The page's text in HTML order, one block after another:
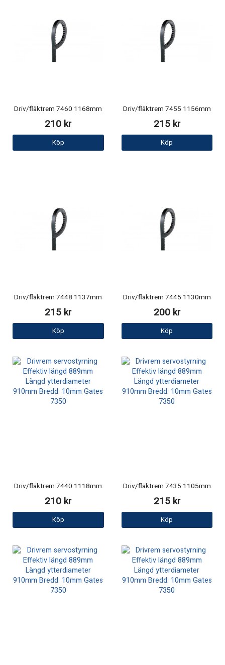
Driv/fläktrem 7460 1168mm
210 kr
Köp
Driv/fläktrem 7455 1156mm
215 kr
Köp
Driv/fläktrem 7448 1137mm
215 kr
Köp
Driv/fläktrem 7445 1130mm
200 kr
Köp
Driv/fläktrem 7440 1118mm
210 kr
Köp
Driv/fläktrem 7435 1105mm
215 kr
Köp